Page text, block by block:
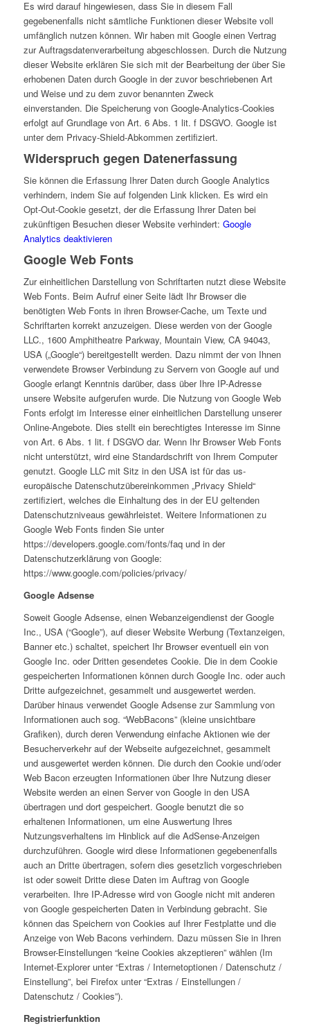
Es wird darauf hingewiesen, dass Sie in diesem Fall
gegebenenfalls nicht sämtliche Funktionen dieser Website voll
umfänglich nutzen können. Wir haben mit Google einen Vertrag
zur Auftragsdatenverarbeitung abgeschlossen. Durch die Nutzung
dieser Website erklären Sie sich mit der Bearbeitung der über Sie
erhobenen Daten durch Google in der zuvor beschriebenen Art
und Weise und zu dem zuvor benannten Zweck
einverstanden. Die Speicherung von Google-Analytics-Cookies
erfolgt auf Grundlage von Art. 6 Abs. 1 lit. f DSGVO. Google ist
unter dem Privacy-Shield-Abkommen zertifiziert.
Widerspruch gegen Datenerfassung
Sie können die Erfassung Ihrer Daten durch Google Analytics
verhindern, indem Sie auf folgenden Link klicken. Es wird ein
Opt-Out-Cookie gesetzt, der die Erfassung Ihrer Daten bei
zukünftigen Besuchen dieser Website verhindert: Google
Analytics deaktivieren
Google Web Fonts
Zur einheitlichen Darstellung von Schriftarten nutzt diese Website
Web Fonts. Beim Aufruf einer Seite lädt Ihr Browser die
benötigten Web Fonts in ihren Browser-Cache, um Texte und
Schriftarten korrekt anzuzeigen. Diese werden von der Google
LLC., 1600 Amphitheatre Parkway, Mountain View, CA 94043,
USA („Google“) bereitgestellt werden. Dazu nimmt der von Ihnen
verwendete Browser Verbindung zu Servern von Google auf und
Google erlangt Kenntnis darüber, dass über Ihre IP-Adresse
unsere Website aufgerufen wurde. Die Nutzung von Google Web
Fonts erfolgt im Interesse einer einheitlichen Darstellung unserer
Online-Angebote. Dies stellt ein berechtigtes Interesse im Sinne
von Art. 6 Abs. 1 lit. f DSGVO dar. Wenn Ihr Browser Web Fonts
nicht unterstützt, wird eine Standardschrift von Ihrem Computer
genutzt. Google LLC mit Sitz in den USA ist für das us-
europäische Datenschutzübereinkommen „Privacy Shield“
zertifiziert, welches die Einhaltung des in der EU geltenden
Datenschutzniveaus gewährleistet. Weitere Informationen zu
Google Web Fonts finden Sie unter
https://developers.google.com/fonts/faq und in der
Datenschutzerklärung von Google:
https://www.google.com/policies/privacy/
Google Adsense
Soweit Google Adsense, einen Webanzeigendienst der Google
Inc., USA (“Google”), auf dieser Website Werbung (Textanzeigen,
Banner etc.) schaltet, speichert Ihr Browser eventuell ein von
Google Inc. oder Dritten gesendetes Cookie. Die in dem Cookie
gespeicherten Informationen können durch Google Inc. oder auch
Dritte aufgezeichnet, gesammelt und ausgewertet werden.
Darüber hinaus verwendet Google Adsense zur Sammlung von
Informationen auch sog. “WebBacons” (kleine unsichtbare
Grafiken), durch deren Verwendung einfache Aktionen wie der
Besucherverkehr auf der Webseite aufgezeichnet, gesammelt
und ausgewertet werden können. Die durch den Cookie und/oder
Web Bacon erzeugten Informationen über Ihre Nutzung dieser
Website werden an einen Server von Google in den USA
übertragen und dort gespeichert. Google benutzt die so
erhaltenen Informationen, um eine Auswertung Ihres
Nutzungsverhaltens im Hinblick auf die AdSense-Anzeigen
durchzuführen. Google wird diese Informationen gegebenenfalls
auch an Dritte übertragen, sofern dies gesetzlich vorgeschrieben
ist oder soweit Dritte diese Daten im Auftrag von Google
verarbeiten. Ihre IP-Adresse wird von Google nicht mit anderen
von Google gespeicherten Daten in Verbindung gebracht. Sie
können das Speichern von Cookies auf Ihrer Festplatte und die
Anzeige von Web Bacons verhindern. Dazu müssen Sie in Ihren
Browser-Einstellungen “keine Cookies akzeptieren” wählen (Im
Internet-Explorer unter “Extras / Internetoptionen / Datenschutz /
Einstellung”, bei Firefox unter “Extras / Einstellungen /
Datenschutz / Cookies”).
Registrierfunktion